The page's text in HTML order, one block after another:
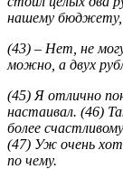
нашему бюджету,
(43) – Нет, не
можно, а двух
(45) Я отлично
настаивал. (46)
более
(47) Уж очень
по чему.